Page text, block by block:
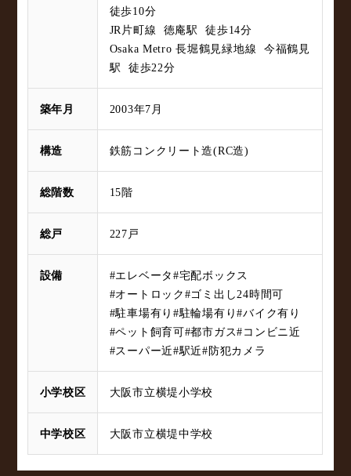
徒歩10分
JR片町線 徳庵駅 徒歩14分
Osaka Metro 長堀鶴見緑地線 今福鶴見
駅 徒歩22分
築年月 2003年7月
構造 鉄筋コンクリート造(RC造)
総階数 15階
総戸 227戸
設備 #エレベータ#宅配ボックス
#オートロック#ゴミ出し24時間可
#駐車場有り#駐輪場有り#バイク有り
#ペット飼育可#都市ガス#コンビニ近
#スーパー近#駅近#防犯カメラ
小学校区 大阪市立横堤小学校
中学校区 大阪市立横堤中学校